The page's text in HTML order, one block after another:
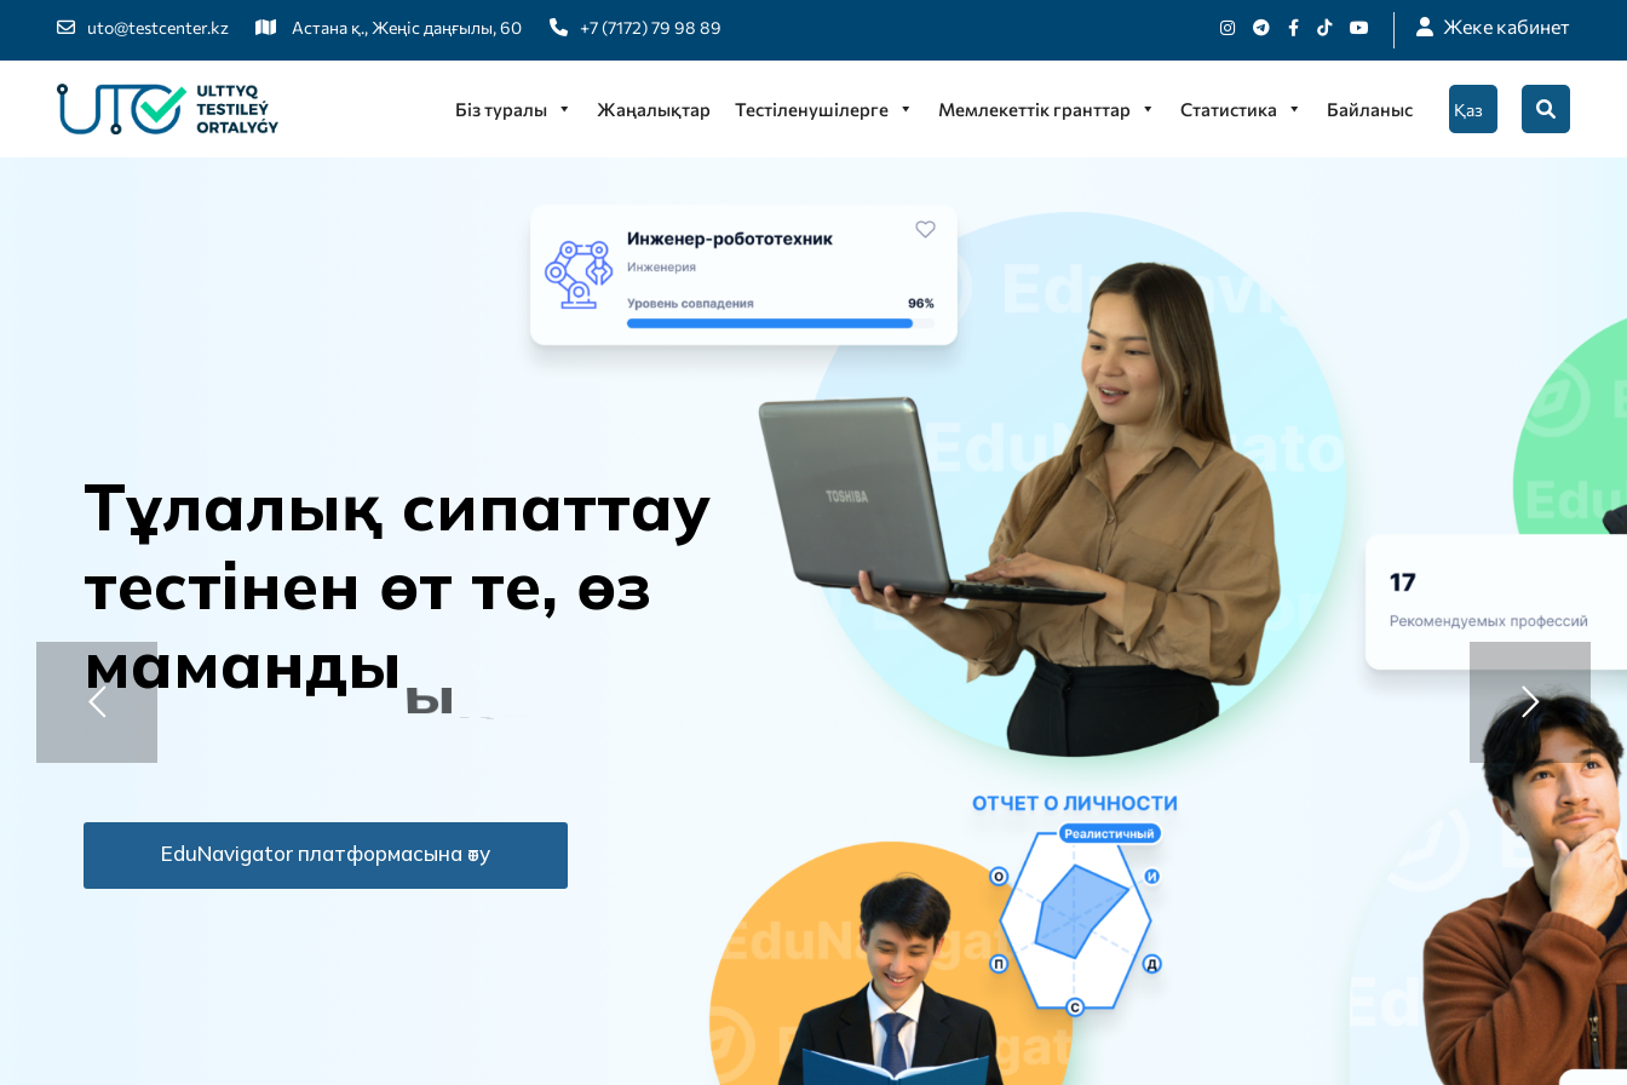
uto@testcenter.kz Астана қ., Жеңіс даңғылы, 60 +7 (7172) 79 98 89 Жеке кабинет
Біз туралы Жаңалықтар Тестіленушілерге Мемлекеттік гранттар Статистика Байланыс
Тұлалық сипаттау
тестінен өт те, өз
маманды
ан
EduNavigator платформасына өту